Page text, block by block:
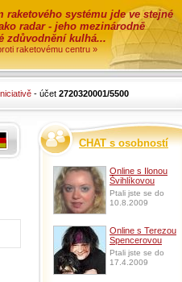
raketového systému jde ve stejné
radar - jeho mezinárodně
zdůvodnění kulhá...
raketovému centru »
- účet 2720320001/5500
CHAT s osobností
Online s Ilonou
Švihlíkovou
Ptali jste se do
10.8.2009
Online s Terezou
Spencerovou
Ptali jste se do
17.4.2009